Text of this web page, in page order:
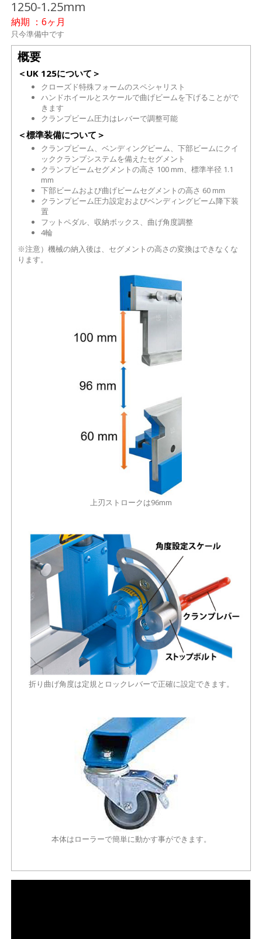
1250-1.25mm
納期 ：6ヶ月
只今準備中です
概要
＜UK 125について＞
クローズド特殊フォームのスペシャリスト
ハンドホイールとスケールで曲げビームを下げることがで
きます
クランプビーム圧力はレバーで調整可能
＜標準装備について＞
クランプビーム、ベンディングビーム、下部ビームにクイ
ッククランプシステムを備えたセグメント
クランプビームセグメントの高さ 100 mm、標準半径 1.1
mm
下部ビームおよび曲げビームセグメントの高さ 60 mm
クランプビーム圧力設定およびベンディングビーム降下装
置
フットペダル、収納ボックス、曲げ角度調整
4輪
※注意）機械の納入後は、セグメントの高さの変換はできなくな
ります。
上刃ストロークは96mm
折り曲げ角度は定規とロックレバーで正確に設定できます。
本体はローラーで簡単に動かす事ができます。